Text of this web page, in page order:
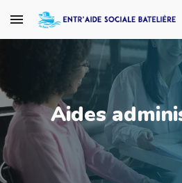
Skip to main content
Aides